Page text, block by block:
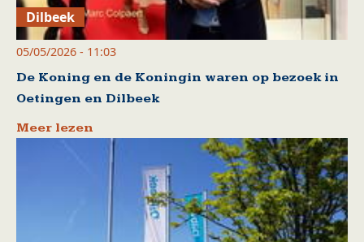
Dilbeek
05/05/2026 - 11:03
De Koning en de Koningin waren op bezoek in
Oetingen en Dilbeek
Meer lezen